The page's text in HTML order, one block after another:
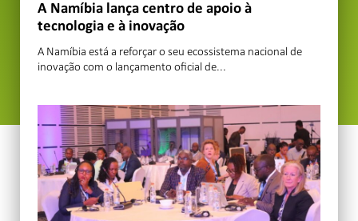
A Namíbia lança centro de apoio à
tecnologia e à inovação
A Namíbia está a reforçar o seu ecossistema nacional de
inovação com o lançamento oficial de...